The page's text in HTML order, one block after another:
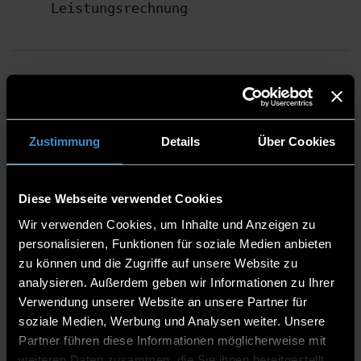
Zustimmung Details Über Cookies
Diese Webseite verwendet Cookies
Wir verwenden Cookies, um Inhalte und Anzeigen zu
personalisieren, Funktionen für soziale Medien anbieten
zu können und die Zugriffe auf unsere Website zu
analysieren. Außerdem geben wir Informationen zu Ihrer
Verwendung unserer Website an unsere Partner für
soziale Medien, Werbung und Analysen weiter. Unsere
Partner führen diese Informationen möglicherweise mit
FORSCHUNGS- UND LEHRGEBIETE
Digitale Prüfmethoden in der
Wirtschaftsprüfung, Steuerberatung
Qualitative und quantitative Analyse
VITA
Seit October 1999 Professur für